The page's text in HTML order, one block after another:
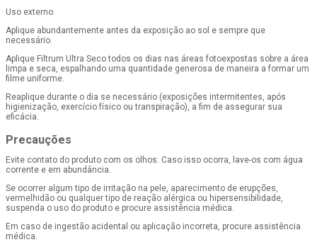
Uso externo.
Aplique abundantemente antes da exposição ao sol e sempre que
necessário.
Aplique Filtrum Ultra Seco todos os dias nas áreas fotoexpostas sobre a área
limpa e seca, espalhando uma quantidade generosa de maneira a formar um
filme uniforme.
Reaplique durante o dia se necessário (exposições intermitentes, após
higienização, exercício físico ou transpiração), a fim de assegurar sua
eficácia.
Precauções
Evite contato do produto com os olhos. Caso isso ocorra, lave-os com água
corrente e em abundância.
Se ocorrer algum tipo de irritação na pele, aparecimento de erupções,
vermelhidão ou qualquer tipo de reação alérgica ou hipersensibilidade,
suspenda o uso do produto e procure assistência médica.
Em caso de ingestão acidental ou aplicação incorreta, procure assistência
médica.